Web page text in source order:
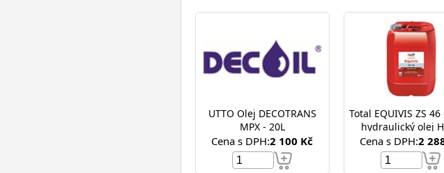
UTTO Olej DECOTRANS
MPX - 20L
Cena s DPH:2 100 Kč
Total EQUIVIS ZS 46
hydraulický olej
Cena s DPH:2